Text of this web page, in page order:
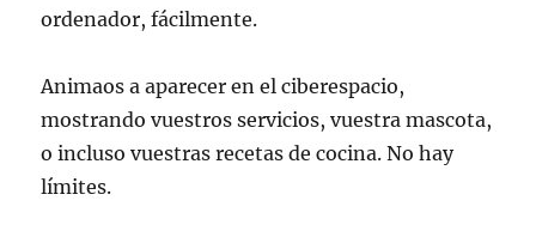
ordenador, fácilmente.
Animaos a aparecer en el ciberespacio,
mostrando vuestros servicios, vuestra mascota,
o incluso vuestras recetas de cocina. No hay
límites.